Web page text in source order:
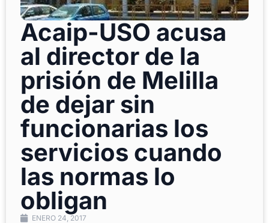
Acaip-USO acusa
al director de la
prisión de Melilla
de dejar sin
funcionarias los
servicios cuando
las normas lo
obligan
ENERO 24, 2017